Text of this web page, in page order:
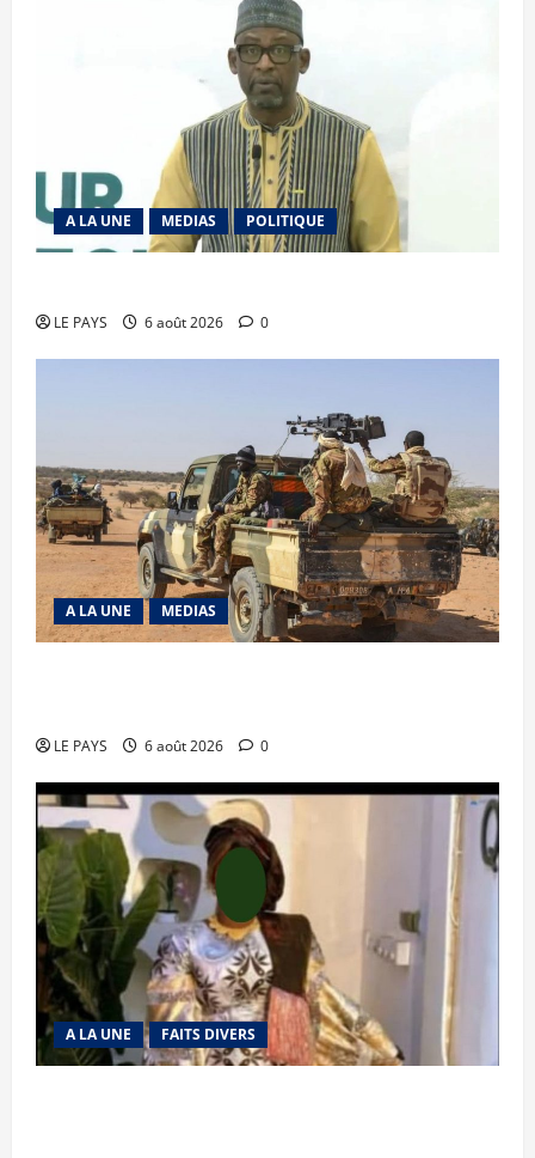
A LA UNE MEDIAS POLITIQUE
LE PAYS 6 août 2026 0
A LA UNE MEDIAS
LE PAYS 6 août 2026 0
A LA UNE FAITS DIVERS